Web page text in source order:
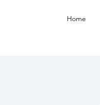
Home